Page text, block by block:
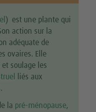
) est une plante qui
action sur la
adéquate de
ovaires. Elle
soulage les
liés aux
la pré-ménopause,